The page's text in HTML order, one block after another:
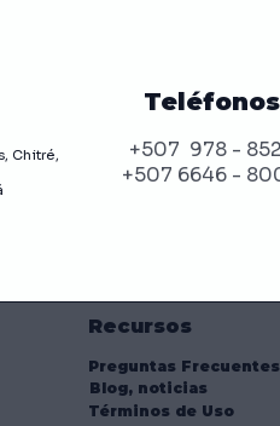
Chitré,
Teléfonos
+507 978 -
+507 6646 -
Recursos
Preguntas Frecuentes
Blog, noticias
Términos de Uso